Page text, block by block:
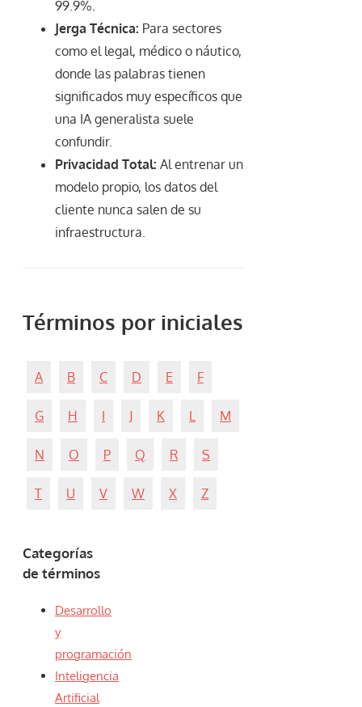
99.9%.
Jerga Técnica: Para sectores
como el legal, médico o náutico,
donde las palabras tienen
significados muy específicos que
una IA generalista suele
confundir.
Privacidad Total: Al entrenar un
modelo propio, los datos del
cliente nunca salen de su
infraestructura.
Términos por iniciales
A B C D E F
G H I J K L M
N O P Q R S
T U V W X Z
Categorías
de términos
Desarrollo
y
programación
Inteligencia
Artificial